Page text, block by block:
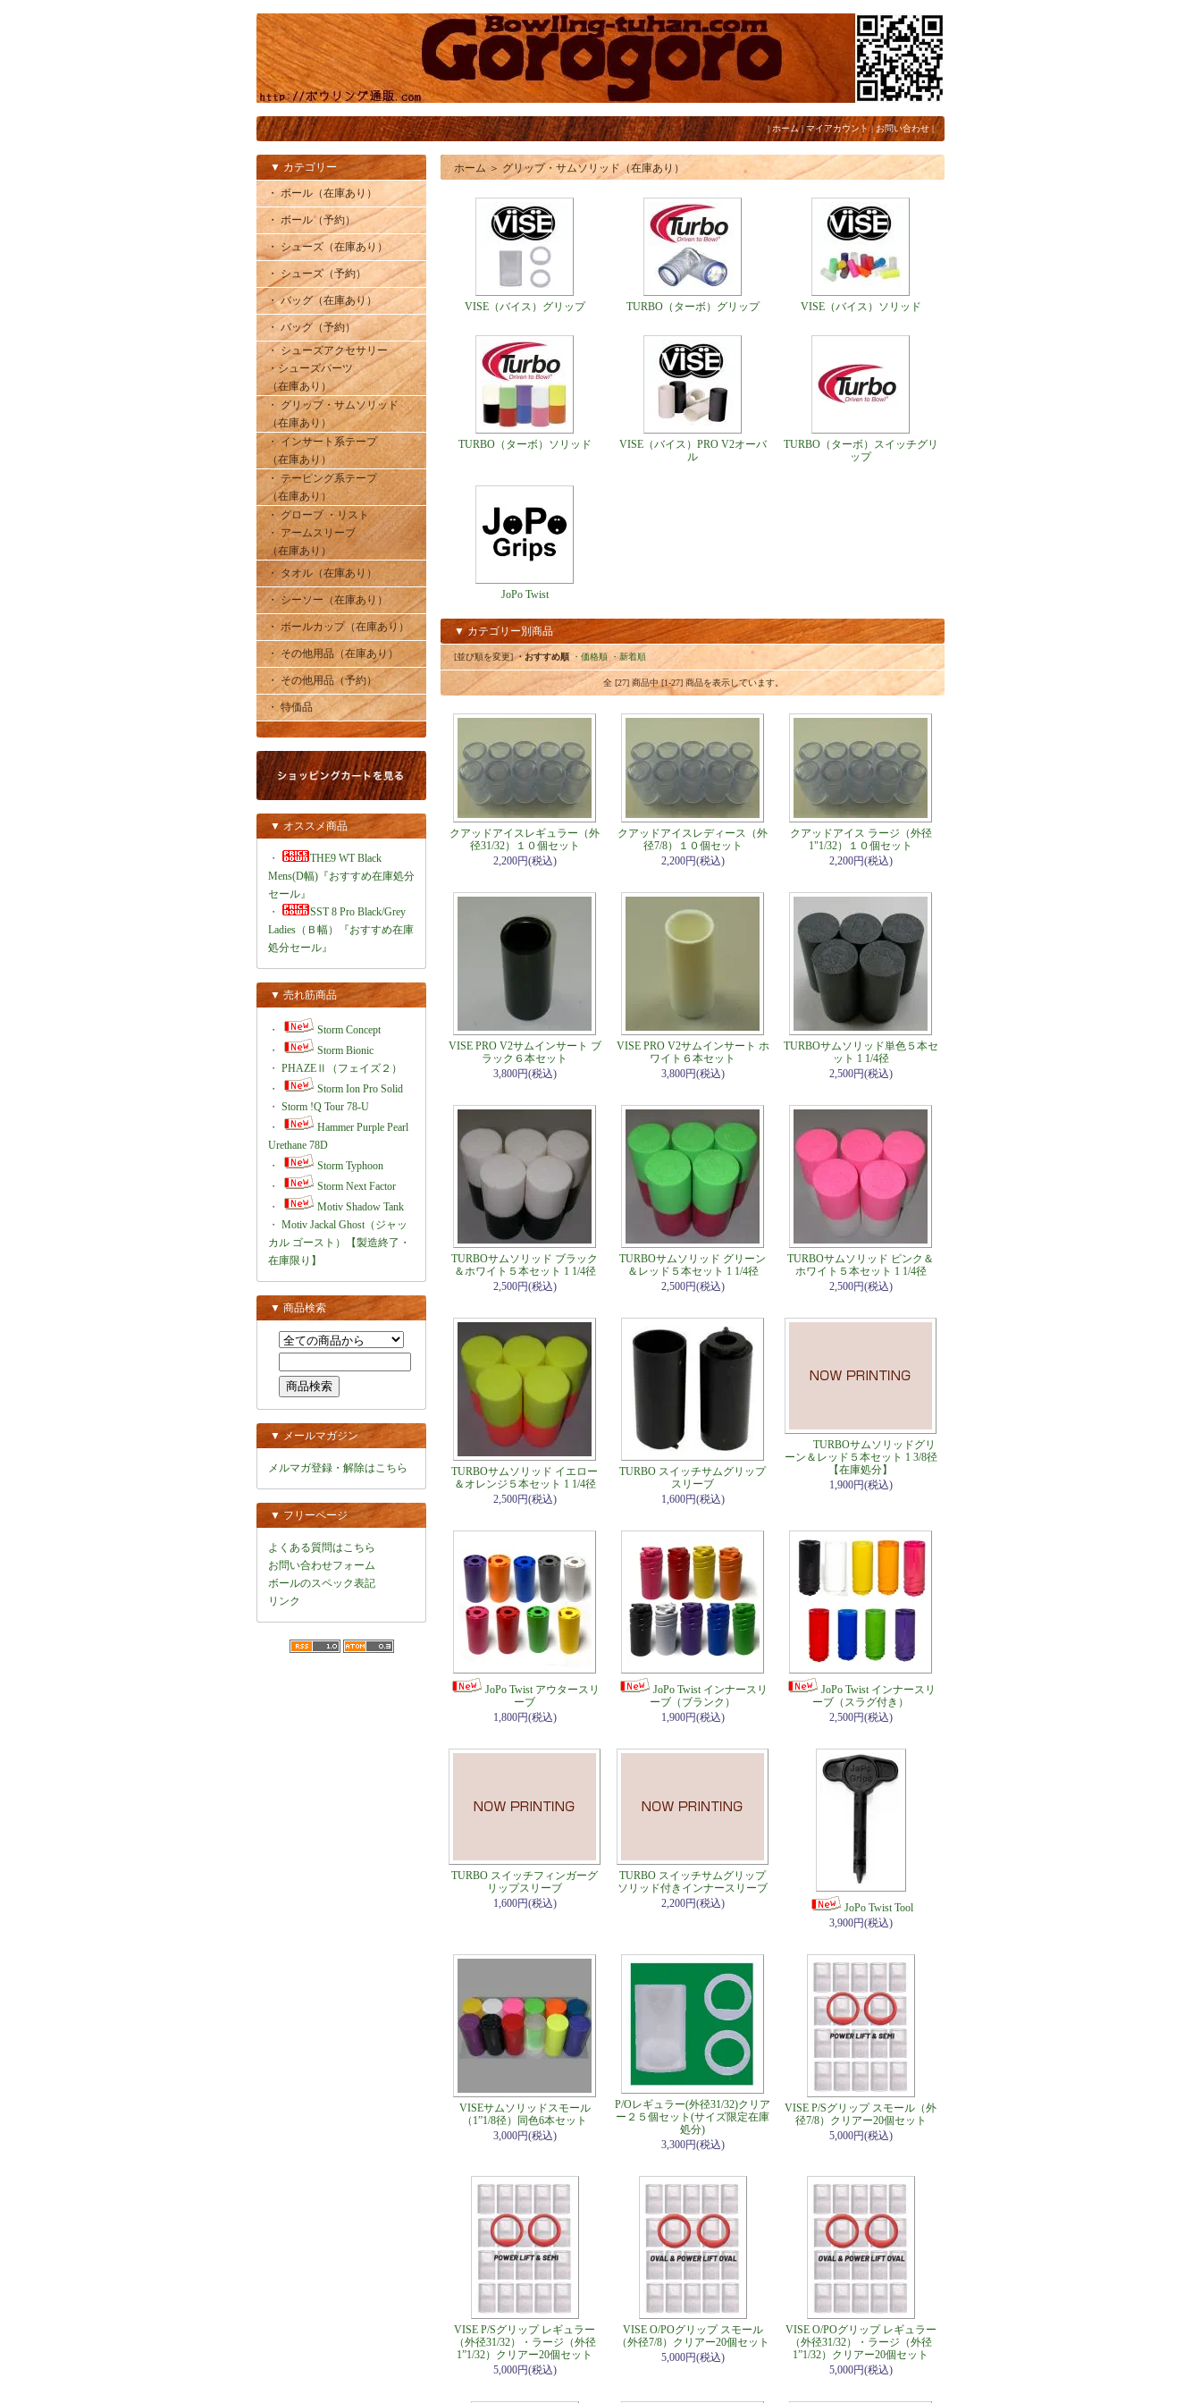
|ホーム|マイアカウント | お問い合わせ |
▼ カテゴリー
・ ボール（在庫あり）
・ ボール（予約）
・ シューズ（在庫あり）
・ シューズ（予約）
・ バッグ（在庫あり）
・ バッグ（予約）
・ シューズアクセサリー
・シューズパーツ
（在庫あり）
・ グリップ・サムソリッド
（在庫あり）
・ インサート系テープ
（在庫あり）
・ テーピング系テープ
（在庫あり）
・ グローブ ・リスト
・ アームスリーブ
（在庫あり）
・ タオル（在庫あり）
・ シーソー（在庫あり）
・ ボールカップ（在庫あり）
・ その他用品（在庫あり）
・ その他用品（予約）
・ 特価品
▼ オススメ商品
・
THE9 WT Black
Mens(D幅)『おすすめ在庫処分
セール』
・
SST 8 Pro Black/Grey
Ladies（Ｂ幅）『おすすめ在庫
処分セール』
▼ 売れ筋商品
・
Storm Concept
・
Storm Bionic
・ PHAZEⅡ（フェイズ２）
・
Storm Ion Pro Solid
・ Storm !Q Tour 78-U
・
Hammer Purple Pearl
Urethane 78D
・
Storm Typhoon
・
Storm Next Factor
・
Motiv Shadow Tank
・ Motiv Jackal Ghost（ジャッ
カル ゴースト）【製造終了・
在庫限り】
▼ 商品検索
▼ メールマガジン
メルマガ登録・解除はこちら
▼ フリーページ
よくある質問はこちら
お問い合わせフォーム
ボールのスペック表記
リンク
ホーム ＞ グリップ・サムソリッド（在庫あり）
VISE（バイス）グリップ TURBO（ターボ）グリップ VISE（バイス）ソリッド
TURBO（ターボ）ソリッド
VISE（バイス）PRO V2オーバ
ル
TURBO（ターボ）スイッチグリ
ップ
JoPo Twist
▼ カテゴリー別商品
[並び順を変更]・おすすめ順 ・価格順 ・新着順
全 [27] 商品中 [1-27] 商品を表示しています。
クアッドアイスレギュラー（外
径31/32）１０個セット
2,200円(税込)
クアッドアイスレディース（外
径7/8）１０個セット
2,200円(税込)
クアッドアイス ラージ（外径
1"1/32）１０個セット
2,200円(税込)
VISE PRO V2サムインサート ブ
ラック６本セット
3,800円(税込)
VISE PRO V2サムインサート ホ
ワイト６本セット
3,800円(税込)
TURBOサムソリッド単色５本セ
ット 1 1/4径
2,500円(税込)
TURBOサムソリッド ブラック
＆ホワイト５本セット 1 1/4径
2,500円(税込)
TURBOサムソリッド グリーン
＆レッド５本セット 1 1/4径
2,500円(税込)
TURBOサムソリッド ピンク＆
ホワイト５本セット 1 1/4径
2,500円(税込)
TURBOサムソリッド イエロー
＆オレンジ５本セット 1 1/4径
2,500円(税込)
TURBO スイッチサムグリップ
スリーブ
1,600円(税込)
TURBOサムソリッドグリ
ーン＆レッド５本セット 1 3/8径
【在庫処分】
1,900円(税込)
JoPo Twist アウタースリ
ーブ
1,800円(税込)
JoPo Twist インナースリ
ーブ（ブランク）
1,900円(税込)
JoPo Twist インナースリ
ーブ（スラグ付き）
2,500円(税込)
TURBO スイッチフィンガーグ
リップスリーブ
1,600円(税込)
TURBO スイッチサムグリップ
ソリッド付きインナースリーブ
2,200円(税込)
JoPo Twist Tool
3,900円(税込)
VISEサムソリッドスモール
（1”1/8径）同色6本セット
3,000円(税込)
P/Oレギュラー(外径31/32)クリア
ー２５個セット(サイズ限定在庫
処分)
3,300円(税込)
VISE P/Sグリップ スモール（外
径7/8）クリアー20個セット
5,000円(税込)
VISE P/Sグリップ レギュラー
（外径31/32）・ラージ（外径
1”1/32）クリアー20個セット
5,000円(税込)
VISE O/POグリップ スモール
（外径7/8）クリアー20個セット
5,000円(税込)
VISE O/POグリップ レギュラー
（外径31/32）・ラージ（外径
1”1/32）クリアー20個セット
5,000円(税込)